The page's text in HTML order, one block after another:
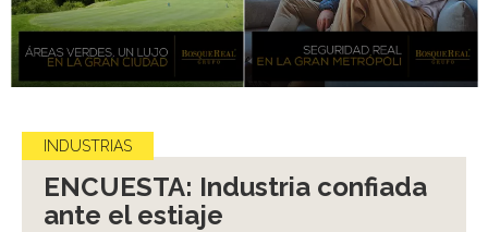
INDUSTRIAS
ENCUESTA: Industria confiada
ante el estiaje